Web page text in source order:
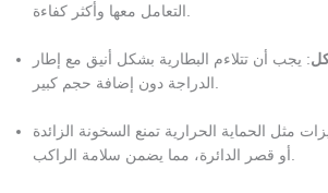
التعامل معها وأكثر كفاءة.
: يجب أن تتلاءم البطارية بشكل أنيق مع إطار
الدراجة دون إضافة حجم كبير.
مثل الحماية الحرارية تمنع السخونة الزائدة
أو قصر الدائرة، مما يضمن سلامة الراكب.